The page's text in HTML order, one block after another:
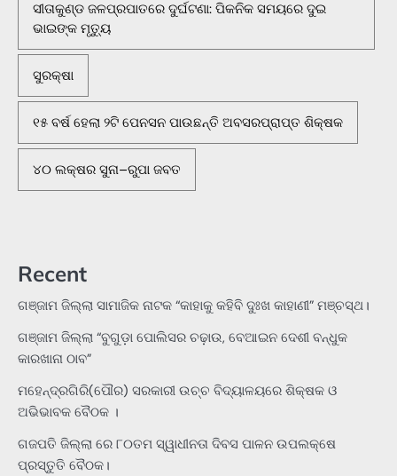
ସୀତାକୁଣ୍ଡ ଜଳପ୍ରପାତରେ ଦୁର୍ଘଟଣା: ପିକନିକ ସମୟରେ ଦୁଇ
ଭାଇଙ୍କ ମୃତ୍ୟୁ
ସୁରକ୍ଷା
୧୫ ବର୍ଷ ହେଲା ୨ଟି ପେନସନ ପାଉଛନ୍ତି ଅବସରପ୍ରାପ୍ତ ଶିକ୍ଷକ
୪୦ ଲକ୍ଷର ସୁନା–ରୁପା ଜବତ
Recent
ଗଞ୍ଜାମ ଜିଲ୍ଲା ସାମାଜିକ ନାଟକ “କାହାକୁ କହିବି ଦୁଃଖ କାହାଣୀ” ମଞ୍ଚସ୍ଥ।
ଗଞ୍ଜାମ ଜିଲ୍ଲା “ବୁଗୁଡ଼ା ପୋଲିସର ଚଢ଼ାଉ, ବେଆଇନ ଦେଶୀ ବନ୍ଧୁକ
କାରଖାନା ଠାବ”
ମହେନ୍ଦ୍ରଗିରି(ପୌର) ସରକାରୀ ଉଚ୍ଚ ବିଦ୍ୟାଳୟରେ ଶିକ୍ଷକ ଓ
ଅଭିଭାବକ ବୈଠକ ।
ଗଜପତି ଜିଲ୍ଲା ରେ ୮୦ତମ ସ୍ୱାଧୀନତା ଦିବସ ପାଳନ ଉପଲକ୍ଷେ
ପ୍ରସ୍ତୁତି ବୈଠକ।